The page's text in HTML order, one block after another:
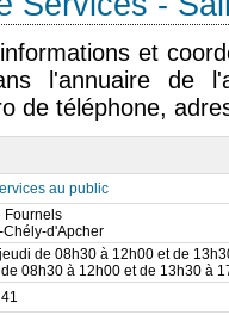
et
l'annuaire de
de téléphone,
au public
Fournels
d'Apcher
de 08h30 à 12h00 et de
08h30 à 12h00 et de 13h30 à